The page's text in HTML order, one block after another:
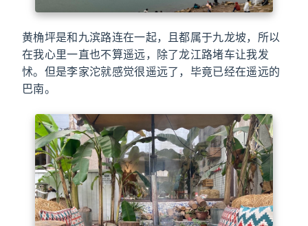
黄桷坪是和九滨路连在一起，且都属于九龙坡，所以
在我心里一直也不算遥远，除了龙江路堵车让我发
怵。但是李家沱就感觉很遥远了，毕竟已经在遥远的
巴南。